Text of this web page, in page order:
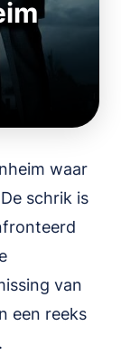
waar
schrik is
van
een reeks